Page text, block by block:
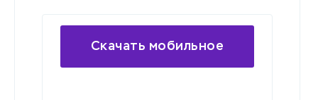
Скачать мобильное